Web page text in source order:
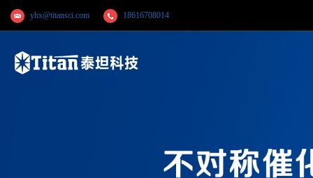
yhx@titansci.com 18616708014